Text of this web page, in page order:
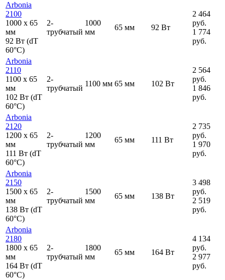
Arbonia
2100
1000 x 65
мм
92 Вт (dT
60°C)
2-
трубчатый
1000
мм
65 мм 92 Вт
2 464
руб.
1 774
руб.
Arbonia
2110
1100 x 65
мм
102 Вт (dT
60°C)
2-
трубчатый
1100 мм 65 мм 102 Вт
2 564
руб.
1 846
руб.
Arbonia
2120
1200 x 65
мм
111 Вт (dT
60°C)
2-
трубчатый
1200
мм
65 мм 111 Вт
2 735
руб.
1 970
руб.
Arbonia
2150
1500 x 65
мм
138 Вт (dT
60°C)
2-
трубчатый
1500
мм
65 мм 138 Вт
3 498
руб.
2 519
руб.
Arbonia
2180
1800 x 65
мм
164 Вт (dT
60°C)
2-
трубчатый
1800
мм
65 мм 164 Вт
4 134
руб.
2 977
руб.